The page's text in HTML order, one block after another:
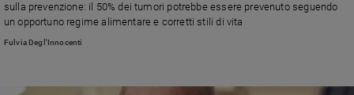
sulla prevenzione: il 50% dei tumori potrebbe essere prevenuto seguendo
un opportuno regime alimentare e corretti stili di vita
Fulvia Degl'Innocenti